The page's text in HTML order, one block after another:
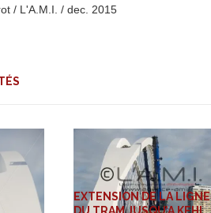
/ L'A.M.I. / dec. 2015
EXTENSION DE LA